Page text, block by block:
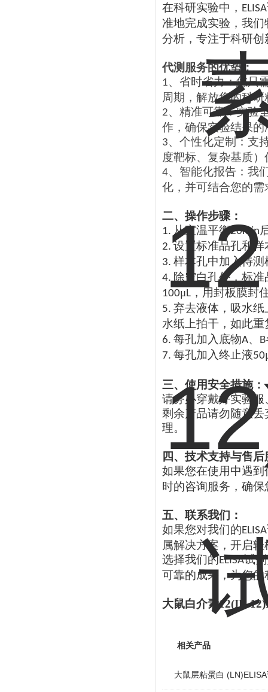
在科研实验中， ELISA
准地完成实验，我们
分析，专注于科研创
代测服务的优势：
1、 省时省力：您只
周期，解放您的科研
2、 精准可靠：实验
作，确保实验结果
3、 个性化定制：支
度靶标、复杂基质
4、 智能化报告：我
化，并可结合您的
二、操作步骤：
1. 从室温平衡20min
2.设置标准品孔和
3. 样本孔中加入待测
4.除空白孔外，标
100μL ，用封板膜封
5. 弃去液体，吸水
水纸上拍干，如此重
6. 每孔加入底物A、 B
7. 每孔加入终止液50
三、使用安全措施：
请务必穿戴好实验
剩余产品请勿随意
理。
四、技术支持与售后
如果您在使用中遇
时的咨询服务，确
五、联系我们：
如果您对我们的ELISA
属解决方案，开启
选择我们的ELISA试
可靠的成果，为您
大鼠白介素12(IL-
相关产品
大鼠层粘蛋白